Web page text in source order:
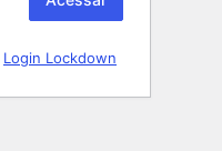
Login Lockdown